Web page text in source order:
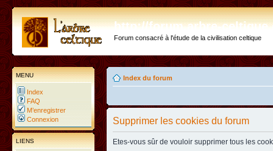
http://forum.arbre-
Forum consacré à l'étude de la civilisation celtique
MENU
Index
FAQ
M’enregistrer
Connexion
LIENS
Index du forum
Supprimer les cookies du forum
Etes-vous sûr de vouloir supprimer tous les